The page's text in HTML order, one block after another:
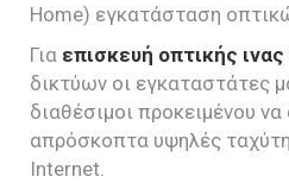
Home) εγκατάσταση
Για επισκευή οπτικής
δικτύων οι εγκαταστάτες
διαθέσιμοι προκειμένου
απρόσκοπτα υψηλές
Internet.